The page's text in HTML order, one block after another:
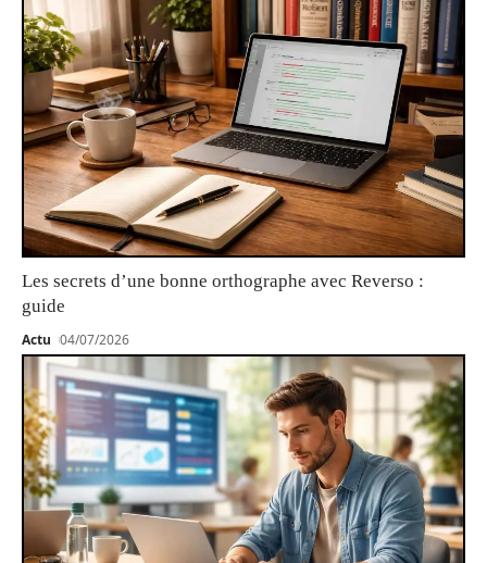
Les secrets d’une bonne orthographe avec Reverso :
guide
Actu 04/07/2026